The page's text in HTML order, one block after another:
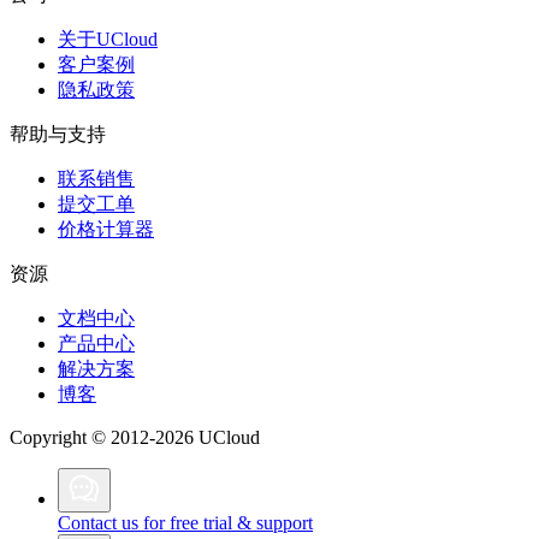
关于UCloud
客户案例
隐私政策
帮助与支持
联系销售
提交工单
价格计算器
资源
文档中心
产品中心
解决方案
博客
Copyright © 2012-2026 UCloud
Contact us for free trial & support